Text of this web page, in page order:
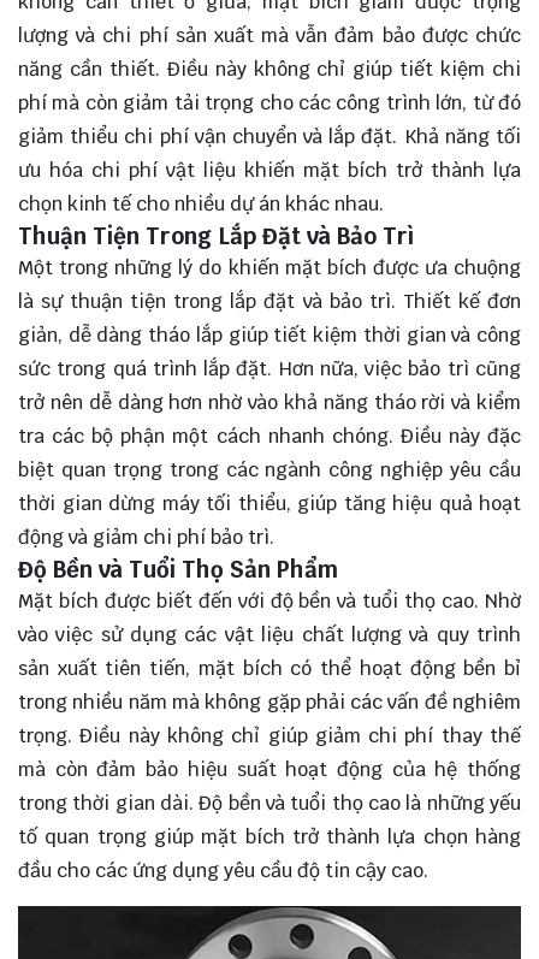
lượng và chi phí sản xuất mà vẫn đảm bảo được chức
năng cần thiết. Điều này không chỉ giúp tiết kiệm chi
phí mà còn giảm tải trọng cho các công trình lớn, từ đó
giảm thiểu chi phí vận chuyển và lắp đặt. Khả năng tối
ưu hóa chi phí vật liệu khiến mặt bích trở thành lựa
chọn kinh tế cho nhiều dự án khác nhau.
Thuận Tiện Trong Lắp Đặt và Bảo Trì
Một trong những lý do khiến mặt bích được ưa chuộng
là sự thuận tiện trong lắp đặt và bảo trì. Thiết kế đơn
giản, dễ dàng tháo lắp giúp tiết kiệm thời gian và công
sức trong quá trình lắp đặt. Hơn nữa, việc bảo trì cũng
trở nên dễ dàng hơn nhờ vào khả năng tháo rời và kiểm
tra các bộ phận một cách nhanh chóng. Điều này đặc
biệt quan trọng trong các ngành công nghiệp yêu cầu
thời gian dừng máy tối thiểu, giúp tăng hiệu quả hoạt
động và giảm chi phí bảo trì.
Độ Bền và Tuổi Thọ Sản Phẩm
Mặt bích được biết đến với độ bền và tuổi thọ cao. Nhờ
vào việc sử dụng các vật liệu chất lượng và quy trình
sản xuất tiên tiến, mặt bích có thể hoạt động bền bỉ
trong nhiều năm mà không gặp phải các vấn đề nghiêm
trọng. Điều này không chỉ giúp giảm chi phí thay thế
mà còn đảm bảo hiệu suất hoạt động của hệ thống
trong thời gian dài. Độ bền và tuổi thọ cao là những yếu
tố quan trọng giúp mặt bích trở thành lựa chọn hàng
đầu cho các ứng dụng yêu cầu độ tin cậy cao.